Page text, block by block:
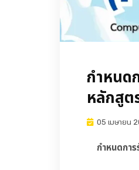
กำหนด
หลักสูต
05 เมษายน
กำหนดกา